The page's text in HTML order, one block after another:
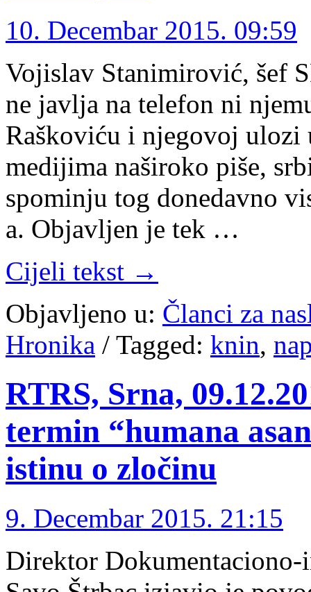
10. Decembar 2015. 09:59
Vojislav Stanimirović, šef
ne javlja na telefon ni
Raškoviću i njegovoj ulozi
medijima naširoko piše,
spominju tog donedavno
a. Objavljen je tek …
Cijeli tekst →
Objavljeno u: Članci za
Hronika / Tagged: knin,
RTRS, Srna,
termin “humana
istinu o zločinu
9. Decembar 2015. 21:15
Direktor Dokumentaciono-